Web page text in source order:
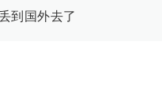
到国外去了